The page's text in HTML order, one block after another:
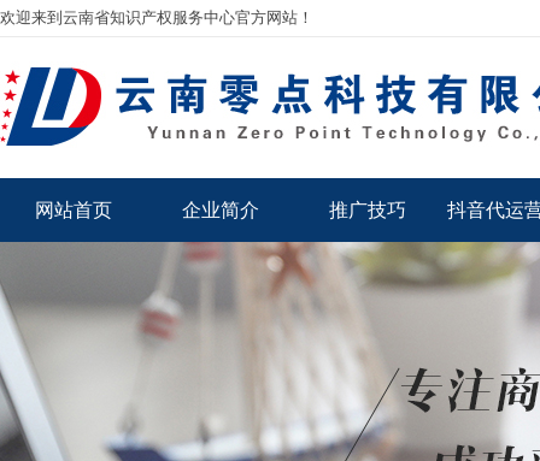
欢迎来到云南省知识产权服务中心官方网站！
网站首页 企业简介 推广技巧 抖音代运